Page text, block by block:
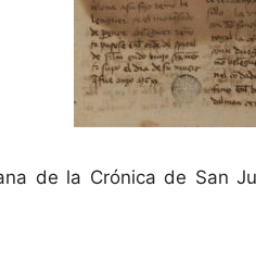
de la Crónica de San